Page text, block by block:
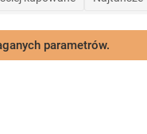
parametrów.